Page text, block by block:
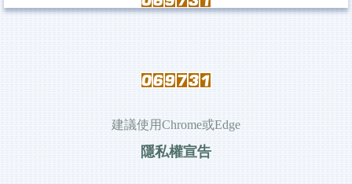
建議使用Chrome或Edge
隱私權宣告